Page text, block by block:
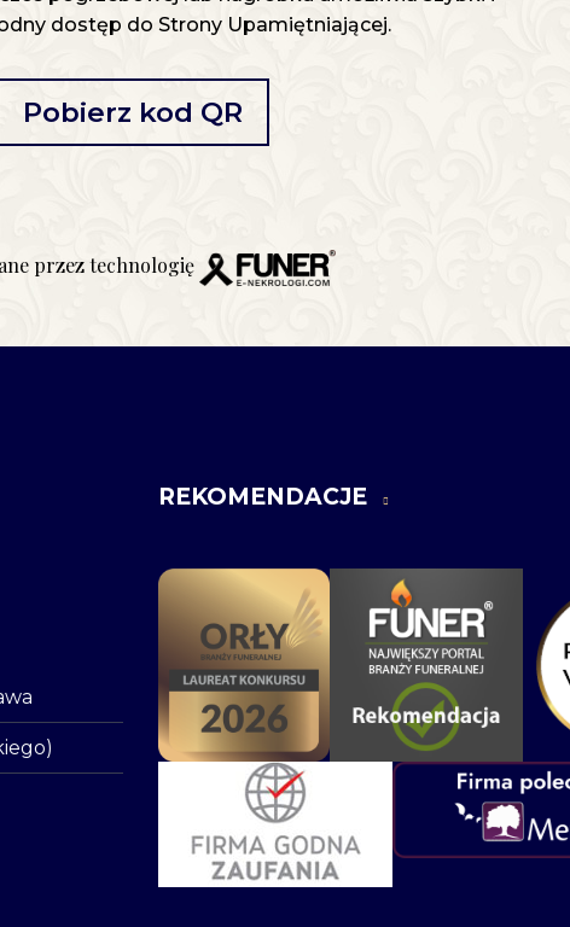
dostęp do Strony Upamiętniającej.
Pobierz kod QR
przez technologię
REKOMENDACJE